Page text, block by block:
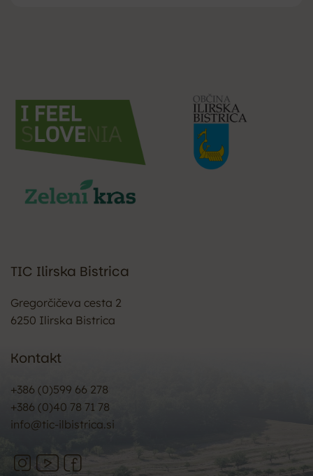
TIC Ilirska Bistrica
Gregorčičeva cesta 2
6250 Ilirska Bistrica
Kontakt
+386 (0)599 66 278
+386 (0)40 78 71 78
info@tic-ilbistrica.si